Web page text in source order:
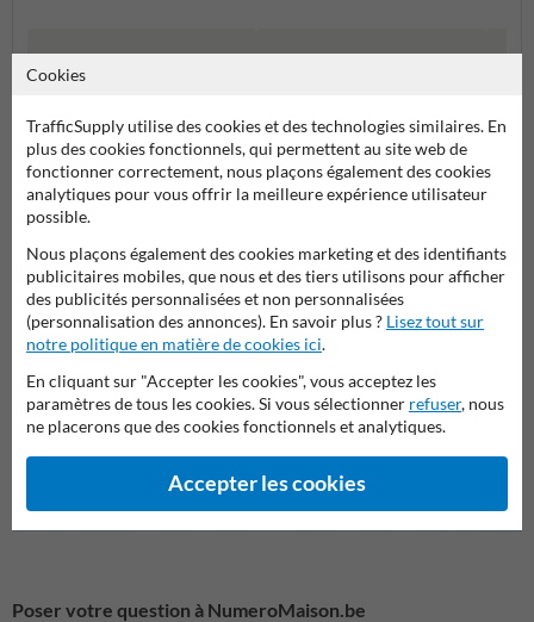
Poteaux avec un numéro de
maison
Numéros de maison
Personnalisés
Poser votre question à NumeroMaison.be
Cookies
TrafficSupply utilise des cookies et des technologies similaires. En
plus des cookies fonctionnels, qui permettent au site web de
fonctionner correctement, nous plaçons également des cookies
analytiques pour vous offrir la meilleure expérience utilisateur
possible.
Nous plaçons également des cookies marketing et des identifiants
publicitaires mobiles, que nous et des tiers utilisons pour afficher
des publicités personnalisées et non personnalisées
(personnalisation des annonces). En savoir plus ? Lisez tout sur
notre politique en matière de cookies ici.
En cliquant sur "Accepter les cookies", vous acceptez les
paramètres de tous les cookies. Si vous sélectionner refuser, nous
ne placerons que des cookies fonctionnels et analytiques.
Accepter les cookies